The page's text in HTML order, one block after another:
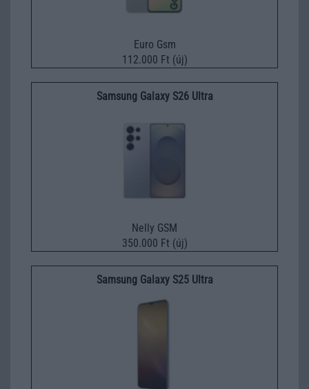
Euro Gsm
112.000 Ft (új)
Samsung Galaxy S26 Ultra
Nelly GSM
350.000 Ft (új)
Samsung Galaxy S25 Ultra